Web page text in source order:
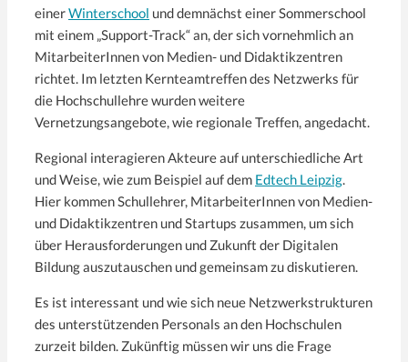
einerWinterschool und demnächst einer Sommerschool
mit einem „Support-Track“ an, der sich vornehmlich an
MitarbeiterInnen von Medien- und Didaktikzentren
richtet. Im letzten Kernteamtreffen des Netzwerks für
die Hochschullehre wurden weitere
Vernetzungsangebote, wie regionale Treffen, angedacht.
Regional interagieren Akteure auf unterschiedliche Art
und Weise, wie zum Beispiel auf dem Edtech Leipzig.
Hier kommen Schullehrer, MitarbeiterInnen von Medien-
und Didaktikzentren und Startups zusammen, um sich
über Herausforderungen und Zukunft der Digitalen
Bildung auszutauschen und gemeinsam zu diskutieren.
Es ist interessant und wie sich neue Netzwerkstrukturen
des unterstützenden Personals an den Hochschulen
zurzeit bilden. Zukünftig müssen wir uns die Frage